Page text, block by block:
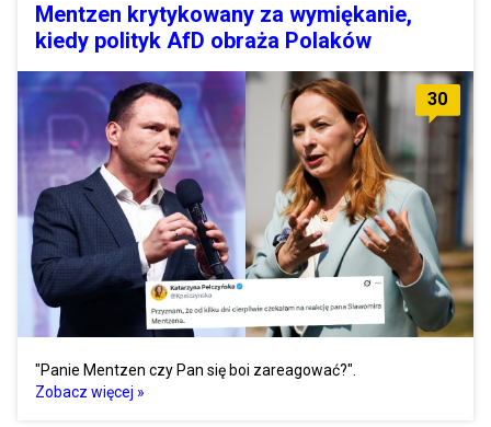
Mentzen krytykowany za wymiękanie,
kiedy polityk AfD obraża Polaków
30
"Panie Mentzen czy Pan się boi zareagować?".
Zobacz więcej »